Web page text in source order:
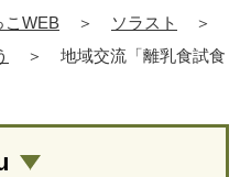
こWEB ＞ ソラスト
＞
＞
地域交流「離乳食試食